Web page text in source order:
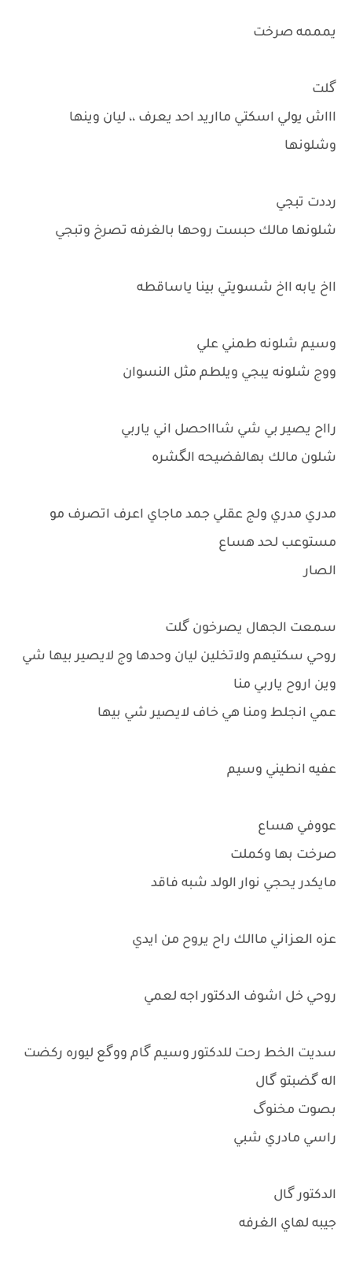
يمممه صرخت
گلت
اااش يولي اسكتي مااريد احد يعرف ،، ليان وينها
وشلونها
رددت تبجي
شلونها مالك حبست روحها بالغرفه تصرخ وتبجي
ااخ يابه ااخ شسويتي بينا ياساقطه
وسيم شلونه طمني علي
ووج شلونه يبجي ويلطم مثل النسوان
رااح يصير بي شي شاااحصل اني ياربي
شلون مالك بهالفضيحه الگشره
مدري مدري ولج عقلي جمد ماجاي اعرف اتصرف مو
مستوعب لحد هساع
الصار
سمعت الجهال يصرخون گلت
روحي سكتيهم ولاتخلين ليان وحدها وج لايصير بيها شي
وين اروح ياربي منا
عمي انجلط ومنا هي خاف لايصير شي بيها
عفيه انطيني وسيم
عووفي هساع
صرخت بها وكملت
مايكدر يحجي نوار الولد شبه فاقد
عزه العزاني ماالك راح يروح من ايدي
روحي خل اشوف الدكتور اجه لعمي
سديت الخط رحت للدكتور وسيم گام ووگع ليوره ركضت
اله گضبتو گال
بصوت مخنوگ
راسي مادري شبي
الدكتور گال
جيبه لهاي الغرفه